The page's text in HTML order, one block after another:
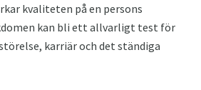
kvaliteten på en persons
kan bli ett allvarligt test för
karriär och det ständiga